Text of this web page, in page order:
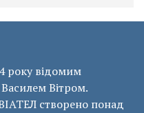
року відомим
Вітром.
створено понад